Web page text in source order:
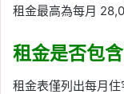
租金最高為每月
租金是否包
租金表僅列出每月